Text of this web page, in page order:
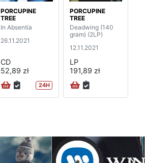
PORCUPINE
TREE
In Absentia
26.11.2021
CD
52,89 zł
24H
PORCUPINE
TREE
Deadwing (140
gram) (2LP)
12.11.2021
LP
191,89 zł